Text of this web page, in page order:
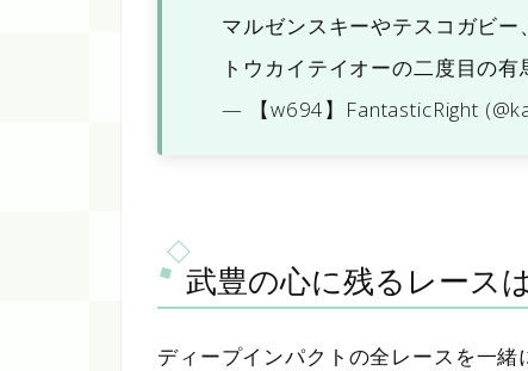
マルゼンスキーやテスコガビ
トウカイテイオーの二度目の
— 【w694】FantasticRight
武豊の心に残るレース
ディープインパクトの全レースを一